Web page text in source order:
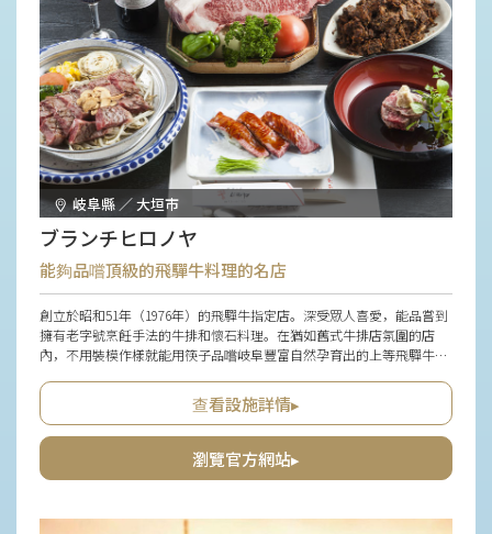
岐阜縣 ／ 大垣市
ブランチヒロノヤ
能夠品嚐頂級的飛驒牛料理的名店
創立於昭和51年（1976年）的飛驒牛指定店。深受眾人喜愛，能品嘗到
擁有老字號烹飪手法的牛排和懷石料理。在猶如舊式牛排店氛圍的店
內，不用裝模作樣就能用筷子品嚐岐阜豐富自然孕育出的上等飛驒牛，
查看設施詳情▸
瀏覽官方網站▸